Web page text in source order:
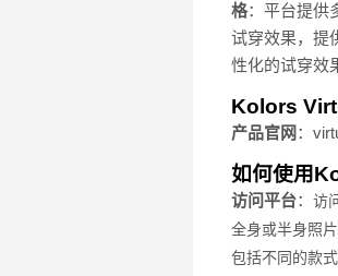
格：平台提供
试穿效果，提
性化的试穿效
Kolors
产品官网 ：
如何使用
访问平台： 访
全身或半身照
包括不同的款